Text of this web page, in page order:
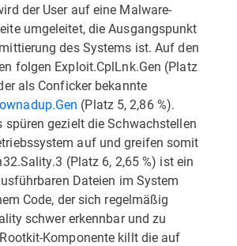
der User auf eine Malware-
umgeleitet, die Ausgangspunkt
des Systems ist. Auf den
folgen Exploit.CplLnk.Gen (Platz
als Conficker bekannte
(Platz 5, 2,86 %).
spüren gezielt die Schwachstellen
auf und greifen somit
(Platz 6, 2,65 %) ist ein
Dateien im System
Code, der sich regelmäßig
schwer erkennbar und zu
Komponente killt die auf